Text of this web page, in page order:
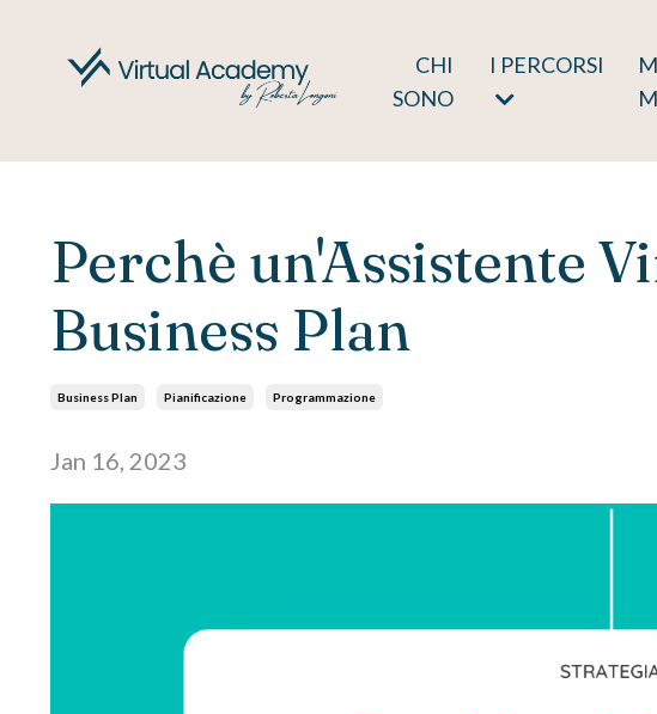
CHI
SONO
I PERCORSI
Perchè un'Assistente
Business Plan
Business Plan Pianificazione Programmazione
Jan 16, 2023